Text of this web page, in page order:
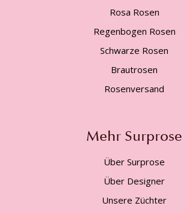
Rosa Rosen
Regenbogen Rosen
Schwarze Rosen
Brautrosen
Rosenversand
Mehr Surprose
Über Surprose
Über Designer
Unsere Züchter